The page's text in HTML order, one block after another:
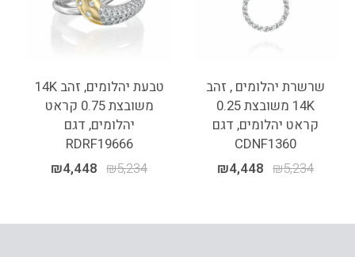
שרשרת יהלומים , זהב
14K משובצת 0.25
קראט יהלומים, דגם
CDNF1360
₪5,234
₪4,448
טבעת יהלומים, זהב 14K
משובצת 0.75 קראט
יהלומים, דגם
RDRF19666
₪5,234
₪4,448